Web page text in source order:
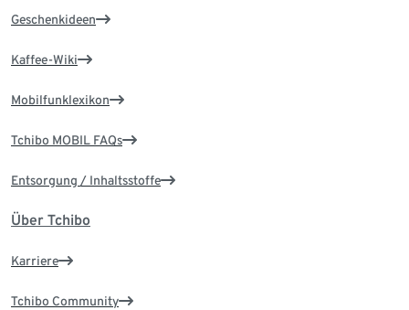
Geschenkideen
Kaffee-Wiki
Mobilfunklexikon
Tchibo MOBIL FAQs
Entsorgung / Inhaltsstoffe
Über Tchibo
Karriere
Tchibo Community